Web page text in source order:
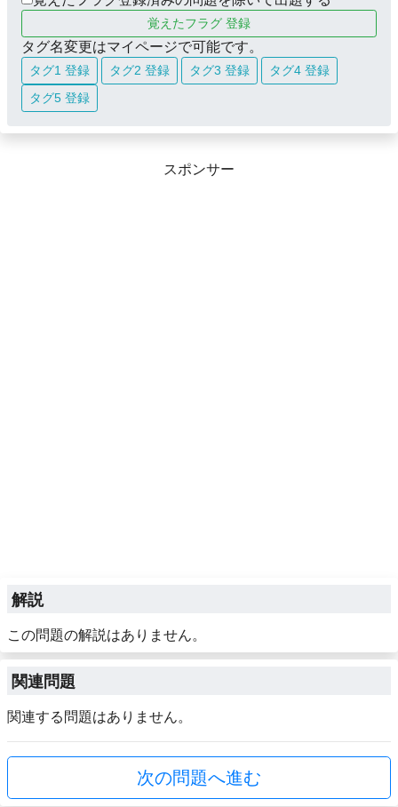
覚えたフラグ 登録
タグ名変更はマイページで可能です。
タグ1 登録 タグ2 登録 タグ3 登録
タグ4 登録
タグ5 登録
スポンサー
解説
この問題の解説はありません。
関連問題
関連する問題はありません。
次の問題へ進む